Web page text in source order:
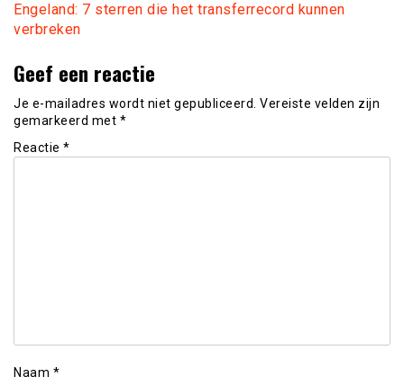
Engeland: 7 sterren die het transferrecord kunnen
verbreken
Geef een reactie
Je e-mailadres wordt niet gepubliceerd. Vereiste velden zijn
gemarkeerd met *
Reactie *
Naam *